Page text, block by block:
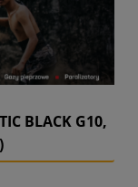
BLACK G10,